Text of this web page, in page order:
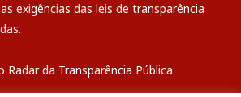
exigências das leis de transparência
Radar da Transparência Pública